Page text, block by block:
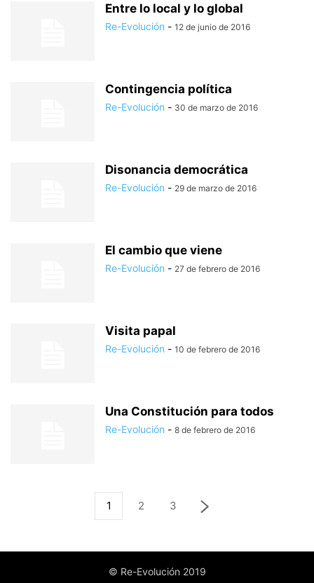
Entre lo local y lo global
Re-Evolución - 12 de junio de 2016
Contingencia política
Re-Evolución - 30 de marzo de 2016
Disonancia democrática
Re-Evolución - 29 de marzo de 2016
El cambio que viene
Re-Evolución - 27 de febrero de 2016
Visita papal
Re-Evolución - 10 de febrero de 2016
Una Constitución para todos
Re-Evolución - 8 de febrero de 2016
1 2 3
© Re-Evolución 2019